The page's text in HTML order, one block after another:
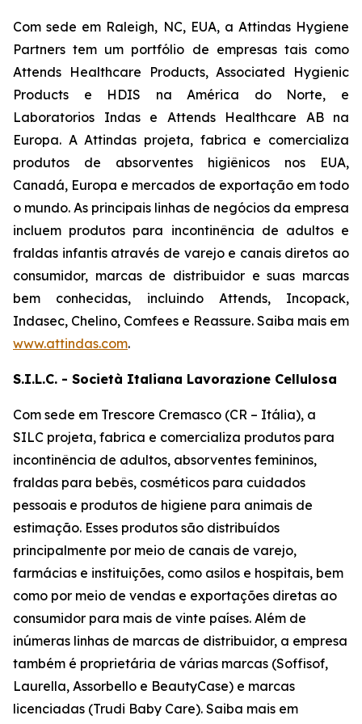
Com sede em Raleigh, NC, EUA, a Attindas Hygiene
Partners tem um portfólio de empresas tais como
Attends Healthcare Products, Associated Hygienic
Products e HDIS na América do Norte, e
Laboratorios Indas e Attends Healthcare AB na
Europa. A Attindas projeta, fabrica e comercializa
produtos de absorventes higiênicos nos EUA,
Canadá, Europa e mercados de exportação em todo
o mundo. As principais linhas de negócios da empresa
incluem produtos para incontinência de adultos e
fraldas infantis através de varejo e canais diretos ao
consumidor, marcas de distribuidor e suas marcas
bem conhecidas, incluindo Attends, Incopack,
Indasec, Chelino, Comfees e Reassure. Saiba mais em
www.attindas.com.
S.I.L.C. - Società Italiana Lavorazione Cellulosa
Com sede em Trescore Cremasco (CR – Itália), a
SILC projeta, fabrica e comercializa produtos para
incontinência de adultos, absorventes femininos,
fraldas para bebês, cosméticos para cuidados
pessoais e produtos de higiene para animais de
estimação. Esses produtos são distribuídos
principalmente por meio de canais de varejo,
farmácias e instituições, como asilos e hospitais, bem
como por meio de vendas e exportações diretas ao
consumidor para mais de vinte países. Além de
inúmeras linhas de marcas de distribuidor, a empresa
também é proprietária de várias marcas (Soffisof,
Laurella, Assorbello e BeautyCase) e marcas
licenciadas (Trudi Baby Care). Saiba mais em